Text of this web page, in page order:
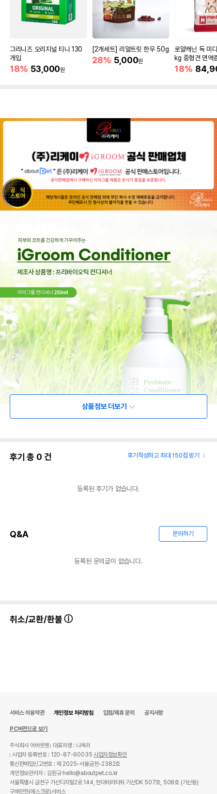
그리니즈 오리지널 티니 130
개입
18% 53,000원
[2개세트] 리얼트릿 한우 50g
28% 5,000원
로얄캐닌 독 미
kg 중형견 면역
18%
상품정보 더보기
후기 총 0 건 후기작성하고 최대 150점 받기
등록된 후기가 없습니다.
Q&A 문의하기
등록된 문의글이 없습니다.
취소/교환/환불
서비스 이용약관 개인정보 처리방침 입점/제휴 문의 공지사항
PC버전으로 보기
주식회사 어바웃펫
대표자명 : 나옥귀
사업자 등록번호 : 120-87-90035사업자정보확인
통신판매업신고번호 : 제 2025-서울금천-2382호
개인정보관리자 : 김원규 hello@aboutpet.co.kr
서울특별시 금천구 가산디지털2로 144, 현대테라타워 가산DK 507호, 508호 (가산동)
구매안전(에스크로)서비스